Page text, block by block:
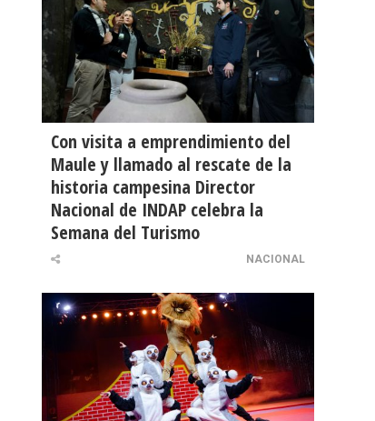
Con visita a emprendimiento del
Maule y llamado al rescate de la
historia campesina Director
Nacional de INDAP celebra la
Semana del Turismo
NACIONAL